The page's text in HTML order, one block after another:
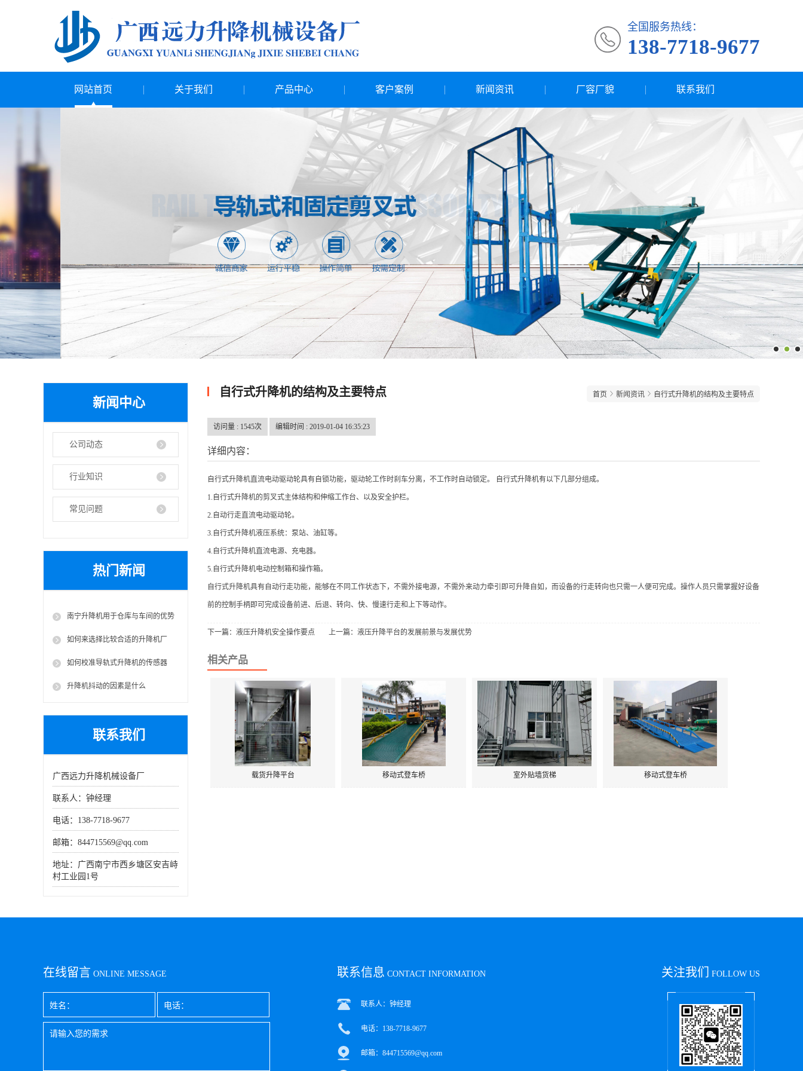
全国服务热线：
138-7718-9677
网站首页 关于我们 产品中心 客户案例 新闻资讯 厂容厂貌 联系我们
新闻中心
公司动态
行业知识
常见问题
热门新闻
南宁升降机用于仓库与车间的优势
如何来选择比较合适的升降机厂
如何校准导轨式升降机的传感器
升降机抖动的因素是什么
联系我们
广西远力升降机械设备厂
联系人：钟经理
电话：138-7718-9677
邮箱：844715569@qq.com
地址：广西南宁市西乡塘区安吉峙
村工业园1号
自行式升降机的结构及主要特点 首页 新闻资讯 自行式升降机的结构及主要特点
访问量 : 1545次 编辑时间 : 2019-01-04 16:35:23
详细内容：
自行式升降机直流电动驱动轮具有自锁功能，驱动轮工作时刹车分离，不工作时自动锁定。 自行式升降机有以下几部分组成。
1.自行式升降机的剪叉式主体结构和伸缩工作台、以及安全护栏。
2.自动行走直流电动驱动轮。
3.自行式升降机液压系统：泵站、油缸等。
4.自行式升降机直流电源、充电器。
5.自行式升降机电动控制箱和操作箱。
自行式升降机具有自动行走功能，能够在不同工作状态下，不需外接电源，不需外来动力牵引即可升降自如，而设备的行走转向也只需一人便可完成。操作人员只需掌握好设备
前的控制手柄即可完成设备前进、后退、转向、快、慢速行走和上下等动作。
下一篇： 液压升降机安全操作要点 上一篇： 液压升降平台的发展前景与发展优势
相关产品
载货升降平台 移动式登车桥 室外贴墙货梯 移动式登车桥
关注我们 FOLLOW US
在线留言 ONLINE MESSAGE 联系信息 CONTACT INFORMATION
联系人：钟经理
电话：138-7718-9677
邮箱：844715569@qq.com